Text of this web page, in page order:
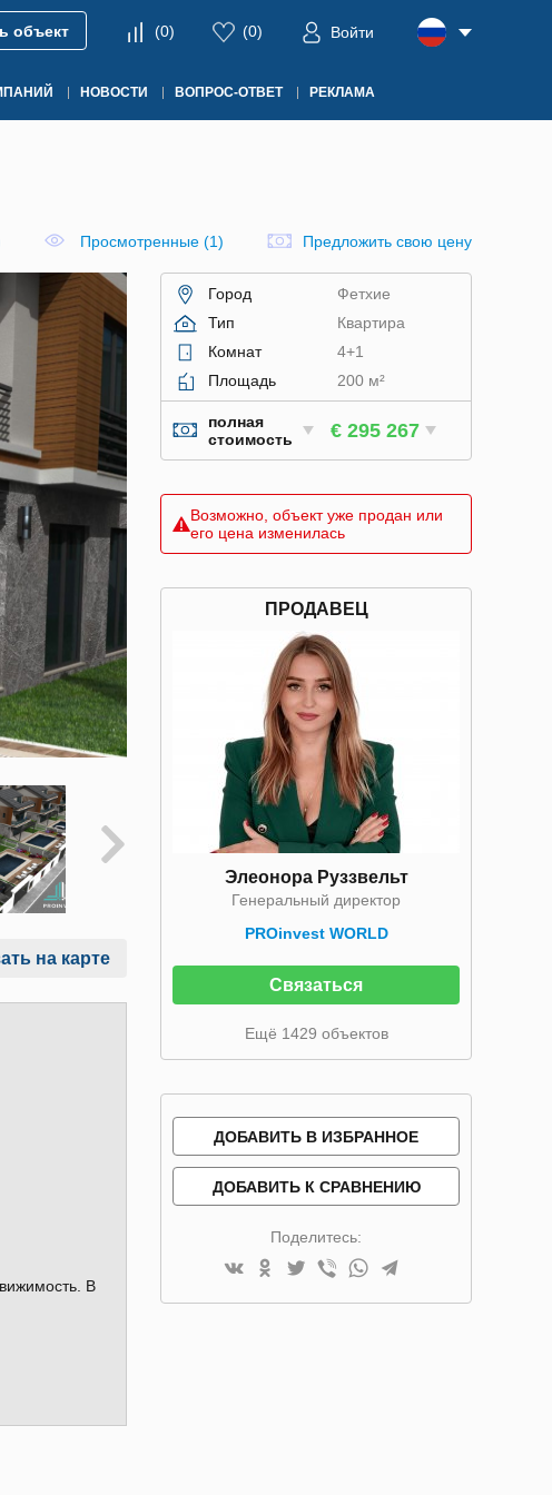
объект (0) (0) Войти
НОВОСТИ ВОПРОС-ОТВЕТ РЕКЛАМА
Просмотренные (1) Предложить свою цену
на карте
В
Город
Фетхие
Тип
Квартира
Комнат
4+1
Площадь
200 м²
полная
стоимость
€ 295 267
Возможно, объект уже продан или
его цена изменилась
ПРОДАВЕЦ
Элеонора Руззвельт
Генеральный директор
PROinvest WORLD
Связаться
Ещё 1429 объектов
ДОБАВИТЬ В ИЗБРАННОЕ
ДОБАВИТЬ К СРАВНЕНИЮ
Поделитесь: